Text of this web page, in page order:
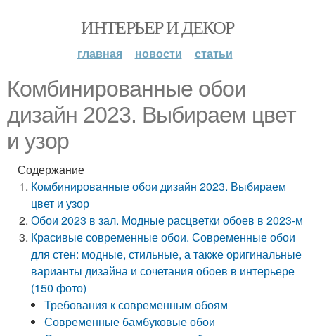
ИНТЕРЬЕР И ДЕКОР
главная новости статьи
Комбинированные обои
дизайн 2023. Выбираем цвет
и узор
Содержание
Комбинированные обои дизайн 2023. Выбираем
цвет и узор
Обои 2023 в зал. Модные расцветки обоев в 2023-м
Красивые современные обои. Современные обои
для стен: модные, стильные, а также оригинальные
варианты дизайна и сочетания обоев в интерьере
(150 фото)
Требования к современным обоям
Современные бамбуковые обои